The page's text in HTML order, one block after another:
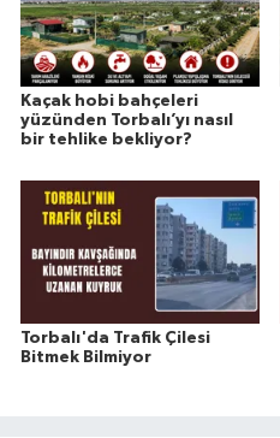
Kaçak hobi bahçeleri
yüzünden Torbalı’yı nasıl
bir tehlike bekliyor?
Torbalı'da Trafik Çilesi
Bitmek Bilmiyor